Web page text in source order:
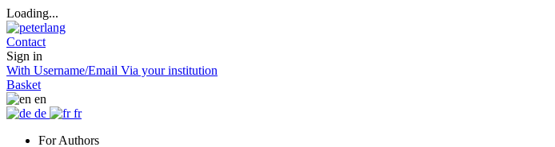
Loading...
Contact
Sign in
With Username/Email Via your institution
Basket
en
de
fr
For Authors